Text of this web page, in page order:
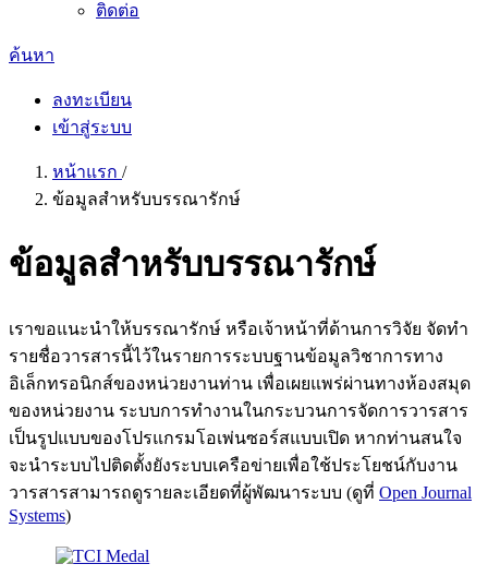
ติดต่อ
ค้นหา
ลงทะเบียน
เข้าสู่ระบบ
หน้าแรก /
ข้อมูลสำหรับบรรณารักษ์
ข้อมูลสำหรับบรรณารักษ์
เราขอแนะนำให้บรรณารักษ์ หรือเจ้าหน้าที่ด้านการวิจัย จัดทำ
รายชื่อวารสารนี้ไว้ในรายการระบบฐานข้อมูลวิชาการทาง
อิเล็กทรอนิกส์ของหน่วยงานท่าน เพื่อเผยแพร่ผ่านทางห้องสมุด
ของหน่วยงาน ระบบการทำงานในกระบวนการจัดการวารสาร
เป็นรูปแบบของโปรแกรมโอเพ่นซอร์สแบบเปิด หากท่านสนใจ
จะนำระบบไปติดตั้งยังระบบเครือข่ายเพื่อใช้ประโยชน์กับงาน
วารสารสามารถดูรายละเอียดที่ผู้พัฒนาระบบ (ดูที่ Open Journal
Systems)